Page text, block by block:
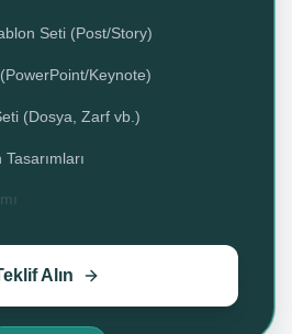
Seti (Post/Story)
Keynote)
(Dosya, Zarf vb.)
Alın